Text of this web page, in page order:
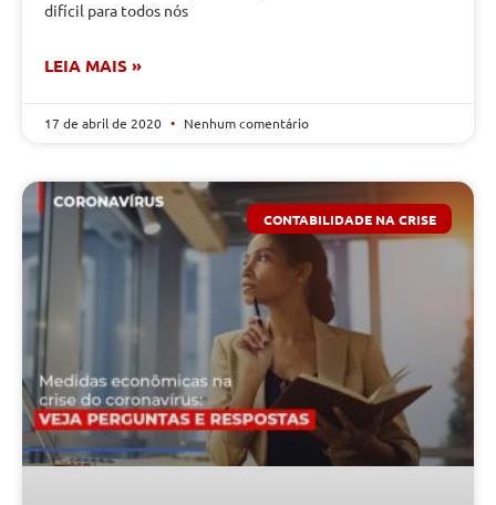
difícil para todos nós
LEIA MAIS »
17 de abril de 2020 Nenhum comentário
CONTABILIDADE NA CRISE